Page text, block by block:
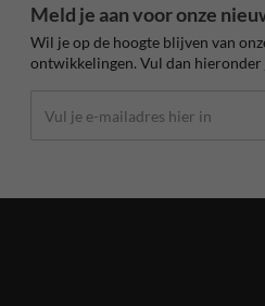
Meld je aan voor onze
Wil je op de hoogte blijven van
ontwikkelingen. Vul dan hieronder